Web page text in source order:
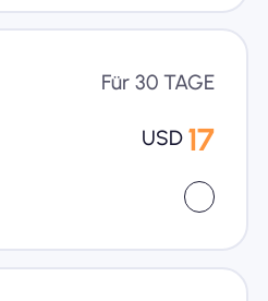
Für 30 TAGE
USD 17